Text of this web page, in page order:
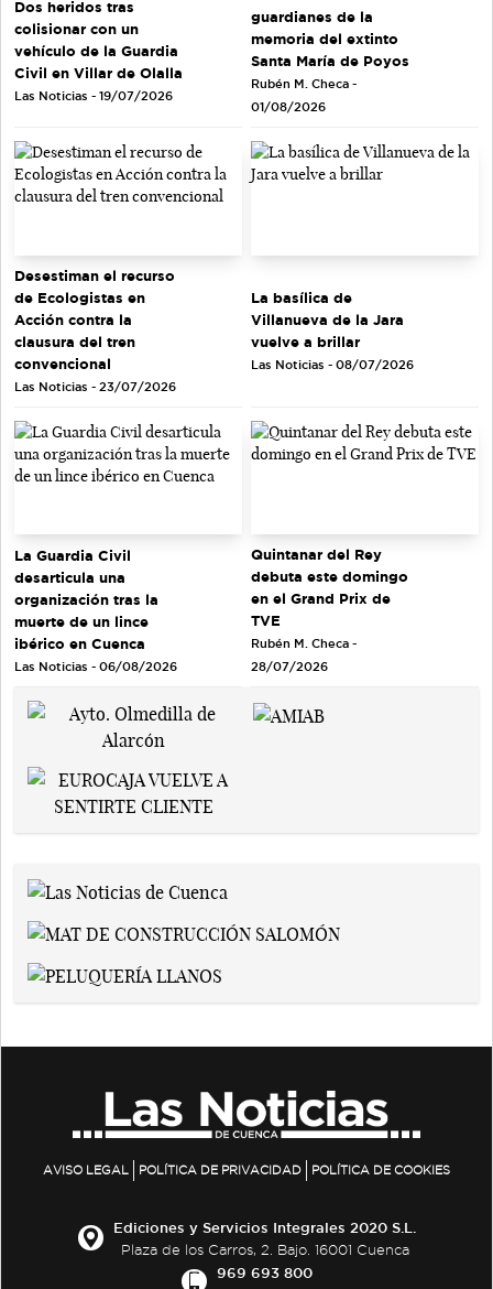
Dos heridos tras
colisionar con un
vehículo de la Guardia
Civil en Villar de Olalla
Las Noticias - 19/07/2026
guardianes de la
memoria del extinto
Santa María de Poyos
Rubén M. Checa -
01/08/2026
Desestiman el recurso
de Ecologistas en
Acción contra la
clausura del tren
convencional
Las Noticias - 23/07/2026
La basílica de
Villanueva de la Jara
vuelve a brillar
Las Noticias - 08/07/2026
La Guardia Civil
desarticula una
organización tras la
muerte de un lince
ibérico en Cuenca
Las Noticias - 06/08/2026
Quintanar del Rey
debuta este domingo
en el Grand Prix de
TVE
Rubén M. Checa -
28/07/2026
AVISO LEGAL POLÍTICA DE PRIVACIDAD POLÍTICA DE COOKIES
Ediciones y Servicios Integrales 2020 S.L.
Plaza de los Carros, 2. Bajo. 16001 Cuenca
969 693 800